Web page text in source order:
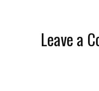
Leave a